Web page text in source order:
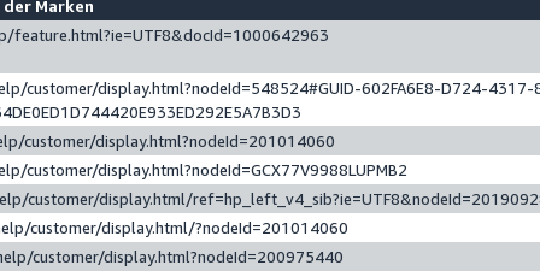
Marken
feature.html?ie=UTF8&docId=1000642963
customer/display.html?nodeId=548524#GUID-602FA6E8-D724-4317-
customer/display.html?nodeId=201014060
customer/display.html?nodeId=GCX77V9988LUPMB2
customer/display.html/
customer/display.html/?nodeId=201014060
customer/display.html?nodeId=200975440